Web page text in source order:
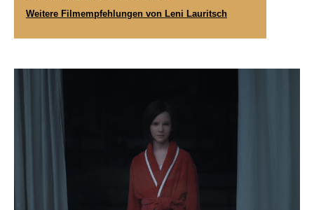
Weitere Filmempfehlungen von Leni Lauritsch